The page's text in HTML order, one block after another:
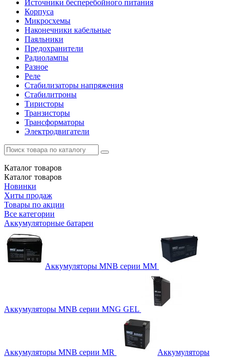
Источники бесперебойного питания
Корпуса
Микросхемы
Наконечники кабельные
Паяльники
Предохранители
Радиолампы
Разное
Реле
Стабилизаторы напряжения
Стабилитроны
Тиристоры
Транзисторы
Трансформаторы
Электродвигатели
Каталог товаров
Каталог товаров
Новинки
Хиты продаж
Товары по акции
Все категории
Аккумуляторные батареи
Аккумуляторы MNB серии MM
Аккумуляторы MNB серии MNG GEL
Аккумуляторы MNB серии MR
Аккумуляторы